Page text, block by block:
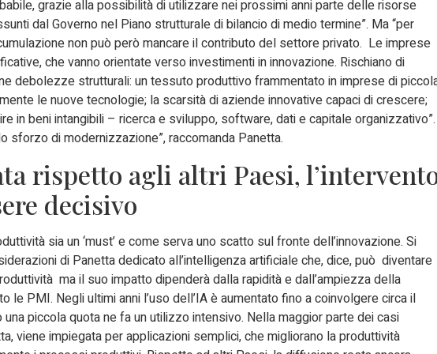
grazie alla possibilità di utilizzare nei prossimi anni parte delle risorse
dal Governo nel Piano strutturale di bilancio di medio termine”. Ma “per
non può però mancare il contributo del settore privato. Le imprese
che vanno orientate verso investimenti in innovazione. Rischiano di
debolezze strutturali: un tessuto produttivo frammentato in imprese di
le nuove tecnologie; la scarsità di aziende innovative capaci di crescere;
in beni intangibili – ricerca e sviluppo, software, dati e capitale organizzativo”.
sforzo di modernizzazione”, raccomanda Panetta.
rispetto agli altri Paesi,
decisivo
sia un ‘must’ e come serva uno scatto sul fronte dell’innovazione. Si
di Panetta dedicato all’intelligenza artificiale che, dice, può diventare
ma il suo impatto dipenderà dalla rapidità e dall’ampiezza della
PMI. Negli ultimi anni l’uso dell’IA è aumentato fino a coinvolgere circa il
piccola quota ne fa un utilizzo intensivo. Nella maggior parte dei casi
viene impiegata per applicazioni semplici, che migliorano la produttività